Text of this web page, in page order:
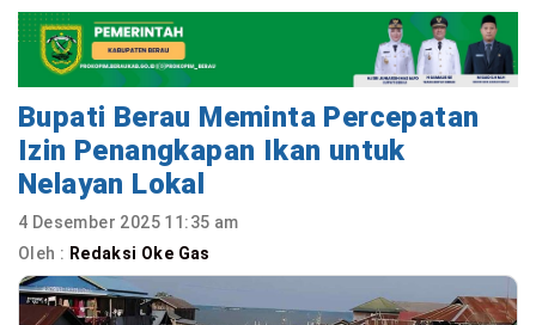
Bupati Berau Meminta Percepatan
Izin Penangkapan Ikan untuk
Nelayan Lokal
4 Desember 2025 11:35 am
Oleh : Redaksi Oke Gas